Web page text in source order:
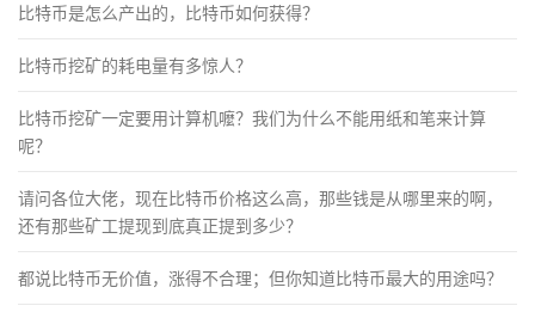
比特币是怎么产出的，比特币如何获得？
比特币挖矿的耗电量有多惊人？
比特币挖矿一定要用计算机嚒？我们为什么不能用纸和笔来计算
呢？
请问各位大佬，现在比特币价格这么高，那些钱是从哪里来的啊，
还有那些矿工提现到底真正提到多少？
都说比特币无价值，涨得不合理；但你知道比特币最大的用途吗？